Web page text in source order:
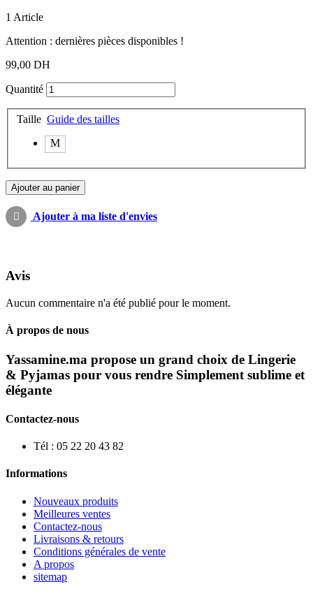
1 Article
Attention : dernières pièces disponibles !
99,00 DH
Quantité
Taille Guide des tailles
M
Ajouter au panier
Ajouter à ma liste d'envies
Avis
Aucun commentaire n'a été publié pour le moment.
À propos de nous
Yassamine.ma propose un grand choix de Lingerie
& Pyjamas pour vous rendre Simplement sublime et
élégante
Contactez-nous
Tél : 05 22 20 43 82
Informations
Nouveaux produits
Meilleures ventes
Contactez-nous
Livraisons & retours
Conditions générales de vente
A propos
sitemap